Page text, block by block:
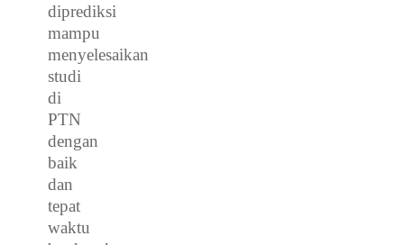
diprediksi
mampu
menyelesaikan
studi
di
PTN
dengan
baik
dan
tepat
waktu